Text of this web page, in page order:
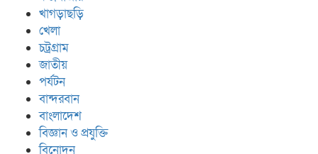
খাগড়াছড়ি
খেলা
চট্রগ্রাম
জাতীয়
পর্যটন
বান্দরবান
বাংলাদেশ
বিজ্ঞান ও প্রযুক্তি
বিনোদন